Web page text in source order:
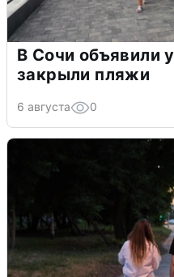
В Сочи объявили
закрыли пляжи
6 августа 0